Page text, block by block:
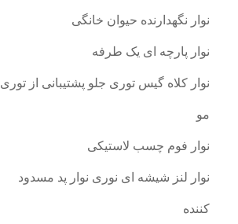
نوار نگهدارنده حیوان خانگی
نوار پارچه ای یک طرفه
نوار کلاه گیس توری جلو پشتیبانی از توری
مو
نوار فوم چسب لاستیکی
نوار لنز شیشه ای نوری نوار پد مسدود
کننده